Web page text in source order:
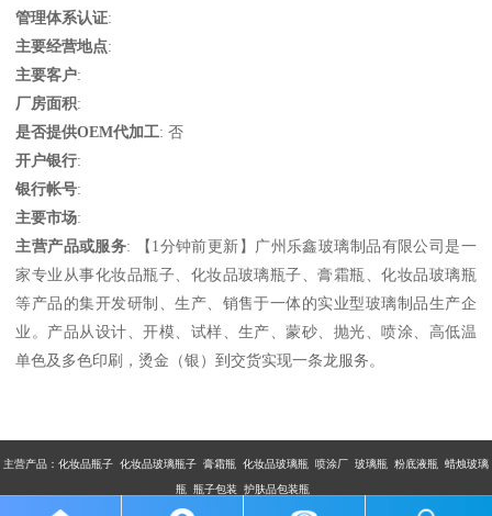
管理体系认证:
主要经营地点:
主要客户:
厂房面积:
是否提供OEM代加工: 否
开户银行:
银行帐号:
主要市场:
主营产品或服务: 【1分钟前更新】广州乐鑫玻璃制品有限公司是一
家专业从事化妆品瓶子、化妆品玻璃瓶子、膏霜瓶、化妆品玻璃瓶
等产品的集开发研制、生产、销售于一体的实业型玻璃制品生产企
业。产品从设计、开模、试样、生产、蒙砂、抛光、喷涂、高低温
单色及多色印刷，烫金（银）到交货实现一条龙服务。
主营产品： 化妆品瓶子 化妆品玻璃瓶子 膏霜瓶 化妆品玻璃瓶 喷涂厂 玻璃瓶 粉底液瓶 蜡烛玻璃
瓶 瓶子包装 护肤品包装瓶